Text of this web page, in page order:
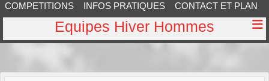
COMPETITIONS INFOS PRATIQUES CONTACT ET PLAN
Equipes Hiver Hommes